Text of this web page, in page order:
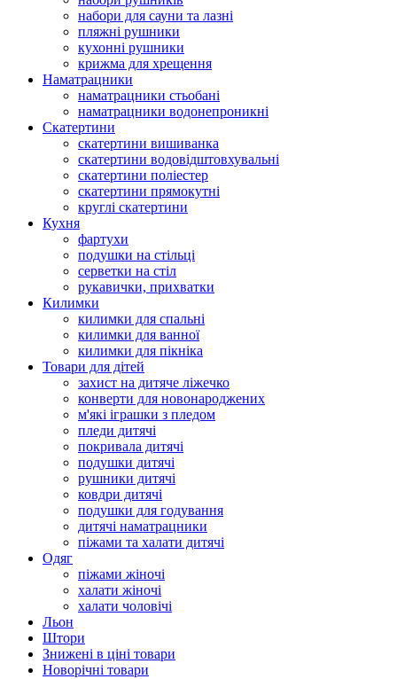
набори для сауни та лазні
пляжні рушники
кухонні рушники
крижма для хрещення
Наматрацники
наматрацники стьобані
наматрацники водонепроникні
Скатертини
скатертини вишиванка
скатертини водовідштовхувальні
скатертини поліестер
скатертини прямокутні
круглі скатертини
Кухня
фартухи
подушки на стільці
серветки на стіл
рукавички, прихватки
Килимки
килимки для спальні
килимки для ванної
килимки для пікніка
Товари для дітей
захист на дитяче ліжечко
конверти для новонароджених
м'які іграшки з пледом
пледи дитячі
покривала дитячі
подушки дитячі
рушники дитячі
ковдри дитячі
подушки для годування
дитячі наматрацники
піжами та халати дитячі
Одяг
піжами жіночі
халати жіночі
халати чоловічі
Льон
Штори
Знижені в ціні товари
Новорічні товари